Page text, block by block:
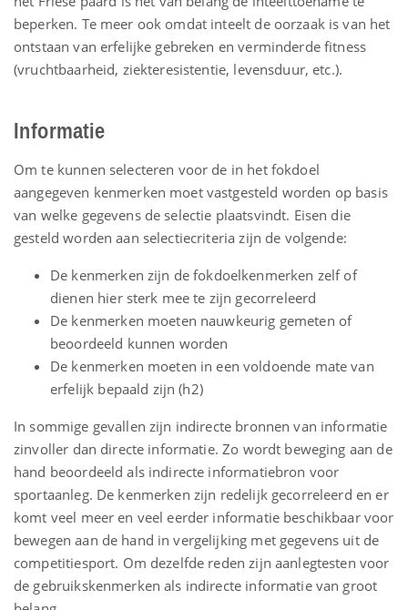
beperken. Te meer ook omdat inteelt de oorzaak is van het
ontstaan van erfelijke gebreken en verminderde fitness
(vruchtbaarheid, ziekteresistentie, levensduur, etc.).
Informatie
Om te kunnen selecteren voor de in het fokdoel
aangegeven kenmerken moet vastgesteld worden op basis
van welke gegevens de selectie plaatsvindt. Eisen die
gesteld worden aan selectiecriteria zijn de volgende:
De kenmerken zijn de fokdoelkenmerken zelf of
dienen hier sterk mee te zijn gecorreleerd
De kenmerken moeten nauwkeurig gemeten of
beoordeeld kunnen worden
De kenmerken moeten in een voldoende mate van
erfelijk bepaald zijn (h2)
In sommige gevallen zijn indirecte bronnen van informatie
zinvoller dan directe informatie. Zo wordt beweging aan de
hand beoordeeld als indirecte informatiebron voor
sportaanleg. De kenmerken zijn redelijk gecorreleerd en er
komt veel meer en veel eerder informatie beschikbaar voor
bewegen aan de hand in vergelijking met gegevens uit de
competitiesport. Om dezelfde reden zijn aanlegtesten voor
de gebruikskenmerken als indirecte informatie van groot